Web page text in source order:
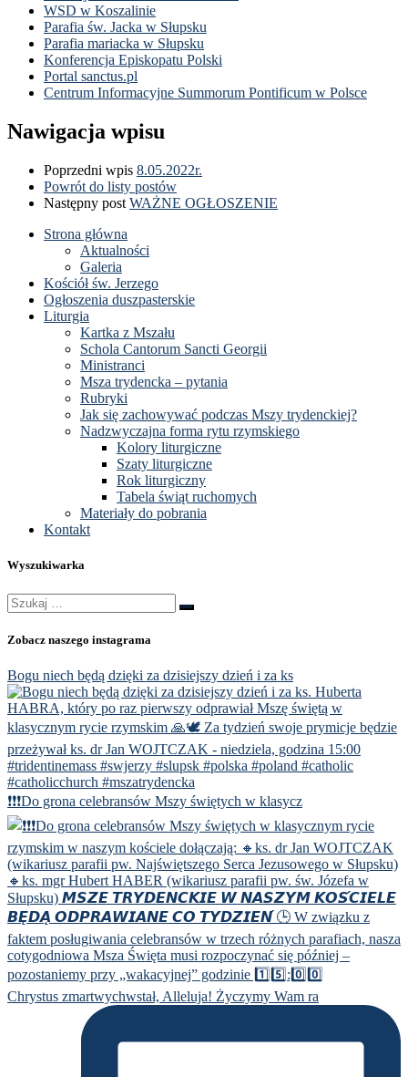
WSD w Koszalinie
Parafia św. Jacka w Słupsku
Parafia mariacka w Słupsku
Konferencja Episkopatu Polski
Portal sanctus.pl
Centrum Informacyjne Summorum Pontificum w Polsce
Nawigacja wpisu
Poprzedni wpis 8.05.2022r.
Powrót do listy postów
Następny post WAŻNE OGŁOSZENIE
Strona główna
Aktualności
Galeria
Kościół św. Jerzego
Ogłoszenia duszpasterskie
Liturgia
Kartka z Mszału
Schola Cantorum Sancti Georgii
Ministranci
Msza trydencka – pytania
Rubryki
Jak się zachowywać podczas Mszy trydenckiej?
Nadzwyczajna forma rytu rzymskiego
Kolory liturgiczne
Szaty liturgiczne
Rok liturgiczny
Tabela świąt ruchomych
Materiały do pobrania
Kontakt
Wyszukiwarka
Szukaj
Szukaj
Zobacz naszego instagrama
Bogu niech będą dzięki za dzisiejszy dzień i za ks
❗️❗️❗️Do grona celebransów Mszy świętych w klasycz
Chrystus zmartwychwstał, Alleluja! Życzymy Wam ra